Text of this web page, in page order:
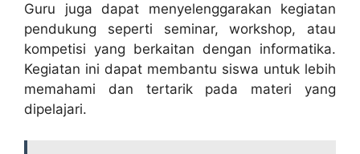
Guru juga dapat menyelenggarakan kegiatan
pendukung seperti seminar, workshop, atau
kompetisi yang berkaitan dengan informatika.
Kegiatan ini dapat membantu siswa untuk lebih
memahami dan tertarik pada materi yang
dipelajari.